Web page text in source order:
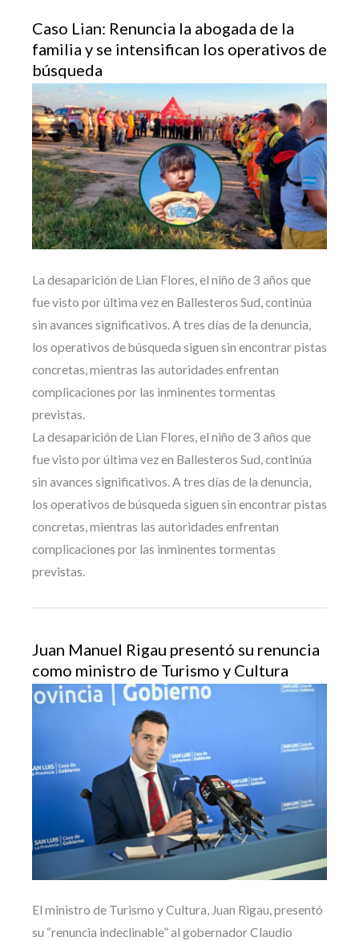
Caso Lian: Renuncia la abogada de la
familia y se intensifican los operativos de
búsqueda
La desaparición de Lian Flores, el niño de 3 años que
fue visto por última vez en Ballesteros Sud, continúa
sin avances significativos. A tres días de la denuncia,
los operativos de búsqueda siguen sin encontrar pistas
concretas, mientras las autoridades enfrentan
complicaciones por las inminentes tormentas
previstas.
La desaparición de Lian Flores, el niño de 3 años que
fue visto por última vez en Ballesteros Sud, continúa
sin avances significativos. A tres días de la denuncia,
los operativos de búsqueda siguen sin encontrar pistas
concretas, mientras las autoridades enfrentan
complicaciones por las inminentes tormentas
previstas.
Juan Manuel Rigau presentó su renuncia
como ministro de Turismo y Cultura
El ministro de Turismo y Cultura, Juan Rigau, presentó
su “renuncia indeclinable” al gobernador Claudio